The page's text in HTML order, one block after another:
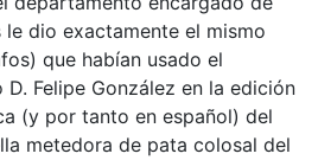
dio exactamente el mismo
que habían usado el
Felipe González en la edición
(y por tanto en español) del
metedora de pata colosal del